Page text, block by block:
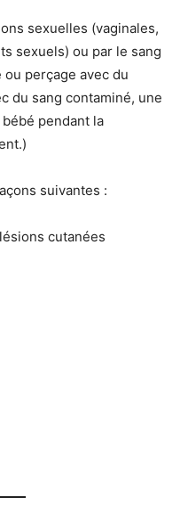
sexuelles (vaginales,
sexuels) ou par le sang
perçage avec du
du sang contaminé, une
pendant la
suivantes :
cutanées